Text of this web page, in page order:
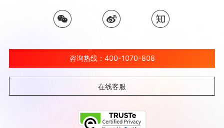
咨询热线：400-1070-808
在线客服